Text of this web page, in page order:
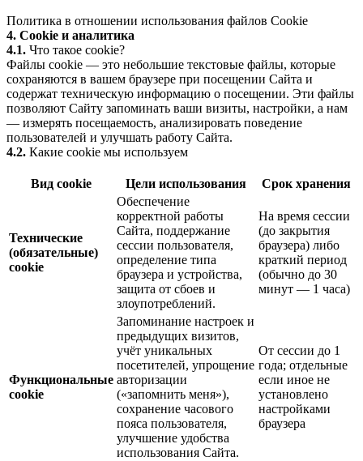
Политика в отношении использования файлов Cookie
4. Cookie и аналитика
4.1. Что такое cookie?
Файлы cookie — это небольшие текстовые файлы, которые
сохраняются в вашем браузере при посещении Сайта и
содержат техническую информацию о посещении. Эти файлы
позволяют Сайту запоминать ваши визиты, настройки, а нам
— измерять посещаемость, анализировать поведение
пользователей и улучшать работу Сайта.
4.2. Какие cookie мы используем
Вид cookie Цели использования Срок хранения
Технические
(обязательные)
cookie
Обеспечение
корректной работы
Сайта, поддержание
сессии пользователя,
определение типа
браузера и устройства,
защита от сбоев и
злоупотреблений.
На время сессии
(до закрытия
браузера) либо
краткий период
(обычно до 30
минут — 1 часа)
Функциональные
cookie
Запоминание настроек и
предыдущих визитов,
учёт уникальных
посетителей, упрощение
авторизации
(«запомнить меня»),
сохранение часового
пояса пользователя,
улучшение удобства
использования Сайта.
От сессии до 1
года; отдельные
если иное не
установлено
настройками
браузера